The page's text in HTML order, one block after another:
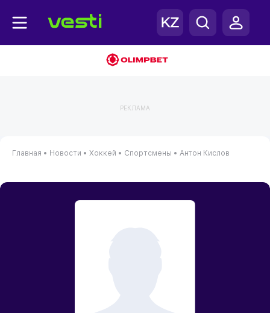
РЕКЛАМА
Главная • Новости • Хоккей • Спортсмены • Антон Кислов